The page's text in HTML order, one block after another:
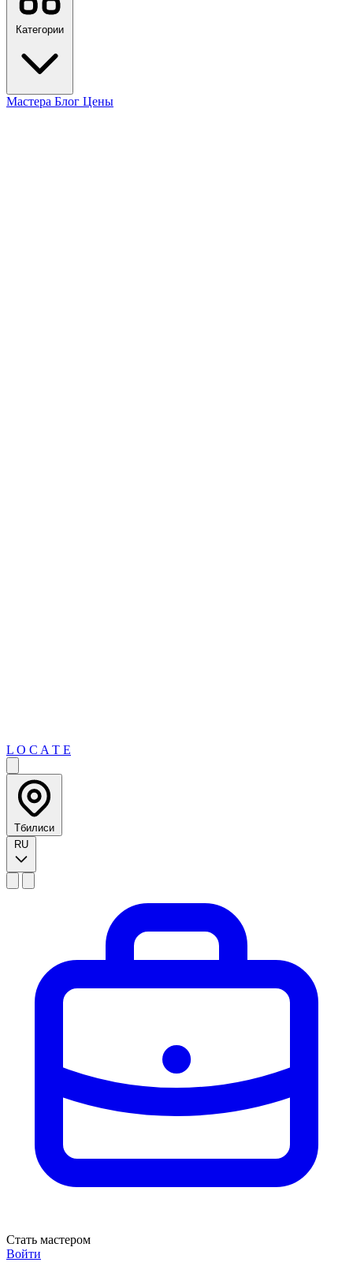
Категории
Мастера Блог Цены
L O C A T E
Тбилиси
RU
Стать мастером
Войти